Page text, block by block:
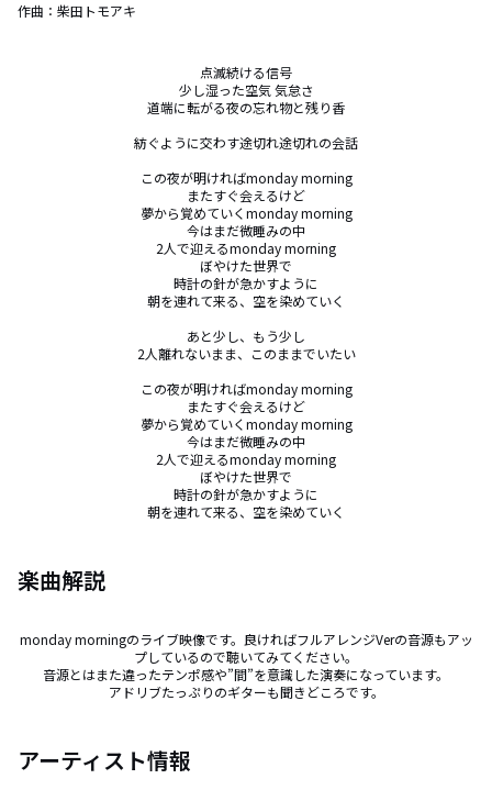
作曲： 柴田トモアキ
点滅続ける信号
少し湿った空気 気怠さ
道端に転がる夜の忘れ物と残り香
紡ぐように交わす途切れ途切れの会話
この夜が明ければmonday morning
またすぐ会えるけど
夢から覚めていくmonday morning
今はまだ微睡みの中
2人で迎えるmonday morning
ぼやけた世界で
時計の針が急かすように
朝を連れて来る、空を染めていく
あと少し、もう少し
2人離れないまま、このままでいたい
この夜が明ければmonday morning
またすぐ会えるけど
夢から覚めていくmonday morning
今はまだ微睡みの中
2人で迎えるmonday morning
ぼやけた世界で
時計の針が急かすように
朝を連れて来る、空を染めていく
楽曲解説
monday morningのライブ映像です。良ければフルアレンジVerの音源もアッ
プしているので聴いてみてください。
音源とはまた違ったテンポ感や”間”を意識した演奏になっています。
アドリブたっぷりのギターも聞きどころです。
アーティスト情報